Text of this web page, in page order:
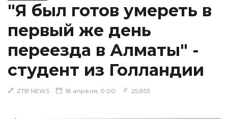
"Я был готов умереть в
первый же день
переезда в Алматы" -
студент из Голландии
ZTB NEWS 18 апреля, 0:00 25,853